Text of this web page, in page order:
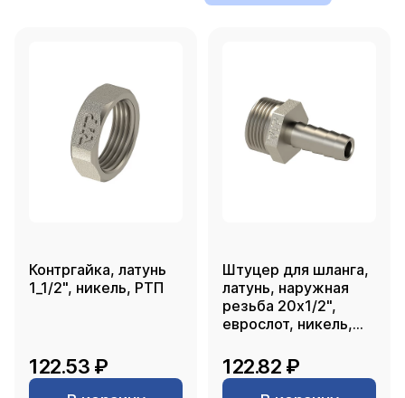
Контргайка, латунь
1_1/2", никель, РТП
122.53 ₽
Штуцер для шланга,
латунь, наружная
резьба 20х1/2",
еврослот, никель,
122.82 ₽